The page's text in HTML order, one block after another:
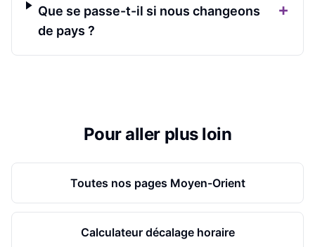
Que se passe-t-il si nous changeons
de pays ?
+
Pour aller plus loin
Toutes nos pages Moyen-Orient
Calculateur décalage horaire